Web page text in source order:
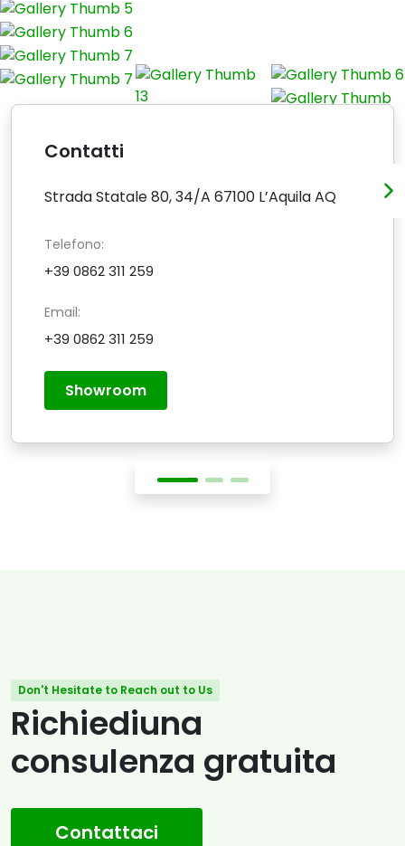
Contatti
Strada Statale 80, 34/A 67100 L’Aquila AQ
Telefono:
+39 0862 311 259
Email:
+39 0862 311 259
Showroom
Don't Hesitate to Reach out to Us
Richiediuna
consulenza gratuita
Contattaci